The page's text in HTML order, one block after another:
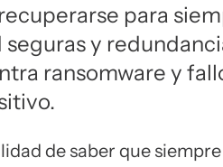
para
y
ransomware y
de saber que